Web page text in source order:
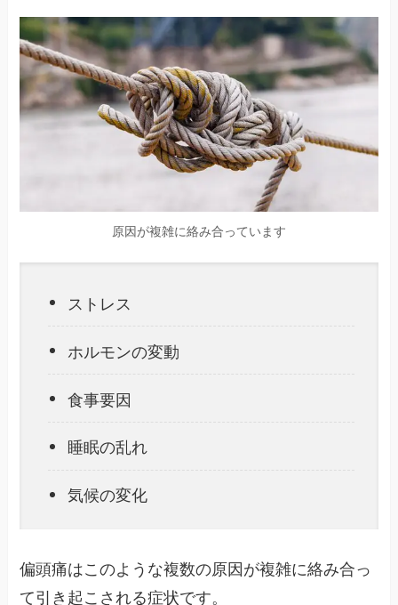
原因が複雑に絡み合っています
ストレス
ホルモンの変動
食事要因
睡眠の乱れ
気候の変化
偏頭痛はこのような複数の原因が複雑に絡み合っ
て引き起こされる症状です。